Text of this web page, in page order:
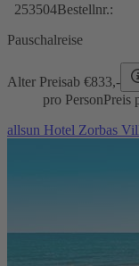
253504Bestellnr.:
Pauschalreise
Alter Preisab €833,-
pro PersonPreis
allsun Hotel Zorbas